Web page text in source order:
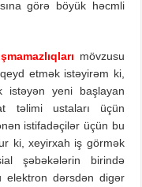
görə böyük həcmli
mövzusu
etmək istəyirəm ki,
istəyən yeni başlayan
təlimi ustaları üçün
istifadəçilər üçün bu
ki, xeyirxah iş görmək
şəbəkələrin birində
elektron dərsdən digər